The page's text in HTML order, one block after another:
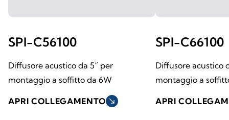
SPI-C56100
Diffusore acustico da 5” per
montaggio a soffitto da 6W
APRI COLLEGAMENTO south_east
SPI-C66100
Diffusore acustico
montaggio a
APRI